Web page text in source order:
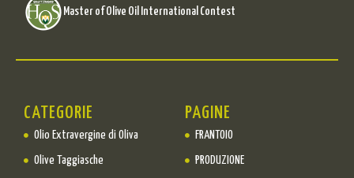
Master of Olive Oil International Contest
CATEGORIE
Olio Extravergine di Oliva
Olive Taggiasche
PAGINE
FRANTOIO
PRODUZIONE